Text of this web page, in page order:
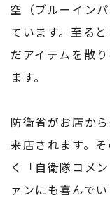
空（ブルーイン
ています。至る
だアイテムを散
ます。
防衛省がお店か
来店されます。
く「自衛隊コメ
ァンにも喜んで